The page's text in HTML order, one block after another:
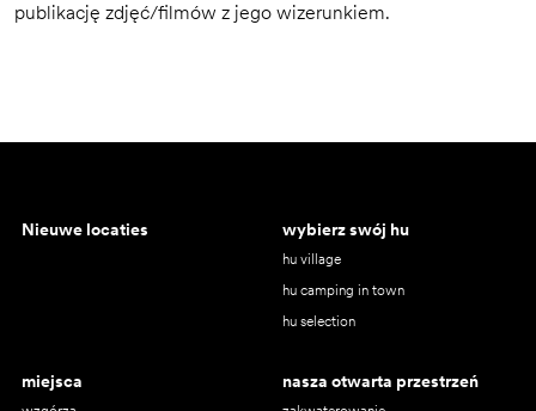
publikację zdjęć/filmów z jego wizerunkiem.
Nieuwe locaties wybierz swój hu
hu village
hu camping in town
hu selection
miejsca nasza otwarta przestrzeń